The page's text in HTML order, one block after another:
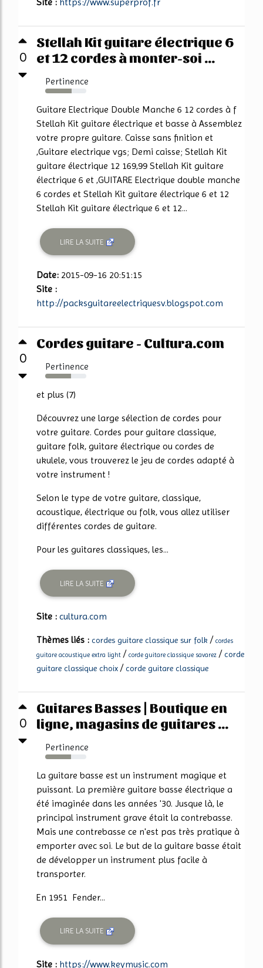
0
Stellah Kit guitare électrique 6
et 12 cordes à monter-soi ...
Pertinence
64%
Guitare Electrique Double Manche 6 12 cordes à f
Stellah Kit guitare électrique et basse à Assemblez
votre propre guitare. Caisse sans finition et
,Guitare electrique vgs; Demi caisse; Stellah Kit
guitare électrique 12 169,99 Stellah Kit guitare
électrique 6 et ,GUITARE Electrique double manche
6 cordes et Stellah Kit guitare électrique 6 et 12
Stellah Kit guitare électrique 6 et 12...
LIRE LA SUITE
Date: 2015-09-16 20:51:15
Site :
http://packsguitareelectriquesv.blogspot.com
0
Cordes guitare - Cultura.com
Pertinence
63%
et plus (7)
Découvrez une large sélection de cordes pour
votre guitare. Cordes pour guitare classique,
guitare folk, guitare électrique ou cordes de
ukulele, vous trouverez le jeu de cordes adapté à
votre instrument !
Selon le type de votre guitare, classique,
acoustique, électrique ou folk, vous allez utiliser
différentes cordes de guitare.
Pour les guitares classiques, les...
LIRE LA SUITE
Site : cultura.com
Thèmes liés : cordes guitare classique sur folk / cordes
guitare acoustique extra light / corde guitare classique savarez /corde
guitare classique choix /corde guitare classique
0
Guitares Basses | Boutique en
ligne, magasins de guitares ...
Pertinence
63%
La guitare basse est un instrument magique et
puissant. La première guitare basse électrique a
été imaginée dans les années '30. Jusque là, le
principal instrument grave était la contrebasse.
Mais une contrebasse ce n'est pas très pratique à
emporter avec soi. Le but de la guitare basse était
de développer un instrument plus facile à
transporter.
En 1951 Fender...
LIRE LA SUITE
Site : https://www.keymusic.com